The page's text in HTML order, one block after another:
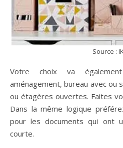
Source :
Votre choix va
aménagement, bureau avec ou
ou étagères ouvertes. Faites
Dans la même logique
pour les documents qui ont
courte.